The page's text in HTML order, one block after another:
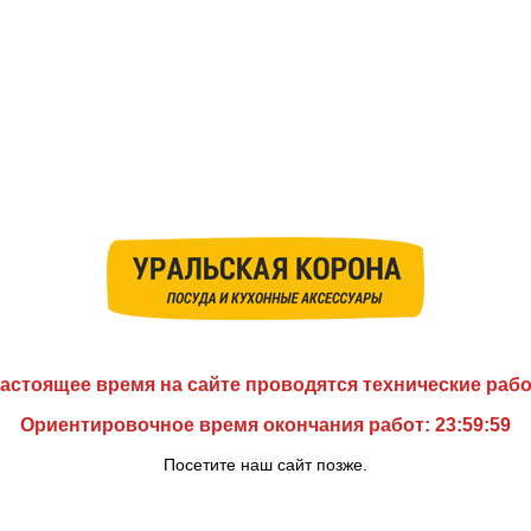
время на сайте проводятся технические
Ориентировочное время окончания работ: 23:59:59
Посетите наш сайт позже.